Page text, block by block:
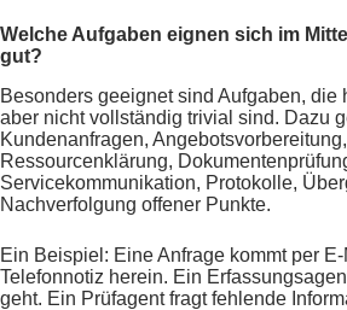
Welche Aufgaben eignen sich im
gut?
Besonders geeignet sind Aufgaben, die
aber nicht vollständig trivial sind. Dazu
Kundenanfragen,
Ressourcenklärung,
Servicekommunikation, Protokolle,
Nachverfolgung offener Punkte.
Ein Beispiel: Eine Anfrage kommt per
Telefonnotiz herein. Ein
geht. Ein Prüfagent fragt fehlende